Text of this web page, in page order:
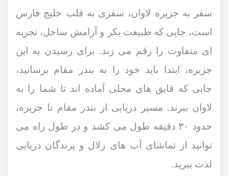
سفر به جزیره لاوان، سفری به قلب خلیج فارس
است، جایی که طبیعت بکر و آرامش ساحل، تجربه
‌ای متفاوت را رقم می ‌زند. برای رسیدن به این
جزیره، ابتدا باید خود را به بندر مقام برسانید،
جایی که قایق‌ های محلی آماده ‌اند تا شما را به
لاوان ببرند. مسیر دریایی از بندر مقام تا جزیره،
حدود ۳۰ دقیقه طول می ‌کشد و در طول راه می
‌توانید از تماشای آب ‌های زلال و پرندگان دریایی
لذت ببرید.